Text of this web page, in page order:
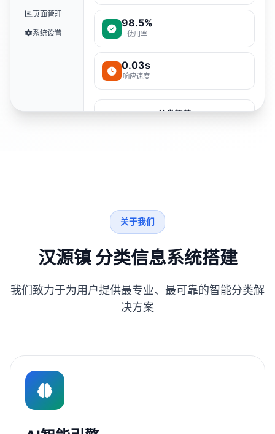
页面管理
系统设置
98.5%
使用率
0.03s
响应速度
分类趋势
关于我们
汉源镇 分类信息系统搭建
我们致力于为用户提供最专业、最可靠的智能分类解
决方案